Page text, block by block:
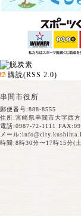
購読(RSS 2.0)
串間市役所
郵便番号:888-8555
住所:宮崎県串間市大字西
電話:0987-72-1111
メール:
時間:8時30分〜17時15分(